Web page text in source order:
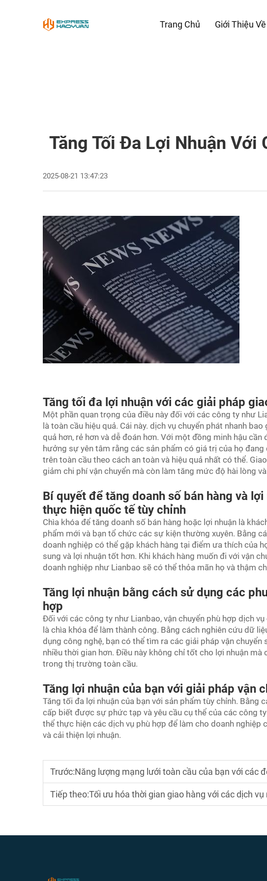
Trang Chủ Giới Thiệu
Tăng Tối Đa Lợi Nhuận Với
2025-08-21 13:47:23
Tăng tối đa lợi nhuận với các giải pháp
Một phần quan trọng của điều này đối với các công ty như
là toàn cầu hiệu quả. Cái này. dịch vụ chuyển phát nhanh bao
quả hơn, rẻ hơn và dễ đoán hơn. Với một đồng minh hậu
hưởng sự yên tâm rằng các sản phẩm có giá trị của họ
trên toàn cầu theo cách an toàn và hiệu quả nhất có thể.
giảm chi phí vận chuyển mà còn làm tăng mức độ hài lòng
Bí quyết để tăng doanh số bán hàng và
thực hiện quốc tế tùy chỉnh
Chìa khóa để tăng doanh số bán hàng hoặc lợi nhuận là
phẩm mới và bạn tổ chức các sự kiện thường xuyên. Bằng
doanh nghiệp có thể gặp khách hàng tại điểm ưa thích của
sung và lợi nhuận tốt hơn. Khi khách hàng muốn đi với vận
doanh nghiệp như Lianbao sẽ có thể thỏa mãn họ và thậm
Tăng lợi nhuận bằng cách sử dụng các
hợp
Đối với các công ty như Lianbao, vận chuyển phù hợp dịch vụ
là chìa khóa để làm thành công. Bằng cách nghiên cứu dữ
dụng công nghệ, bạn có thể tìm ra các giải pháp vận
nhiều thời gian hơn. Điều này không chỉ tốt cho lợi nhuận
trong thị trường toàn cầu.
Tăng lợi nhuận của bạn với giải pháp vận
Tăng tối đa lợi nhuận của bạn với sản phẩm tùy chỉnh. Bằng
cấp biết được sự phức tạp và yêu cầu cụ thể của các công
thể thực hiện các dịch vụ phù hợp để làm cho doanh nghiệp
và cải thiện lợi nhuận.
Trước:Năng lượng mạng lưới toàn cầu của bạn với các
Tiếp theo:Tối ưu hóa thời gian giao hàng với các dịch